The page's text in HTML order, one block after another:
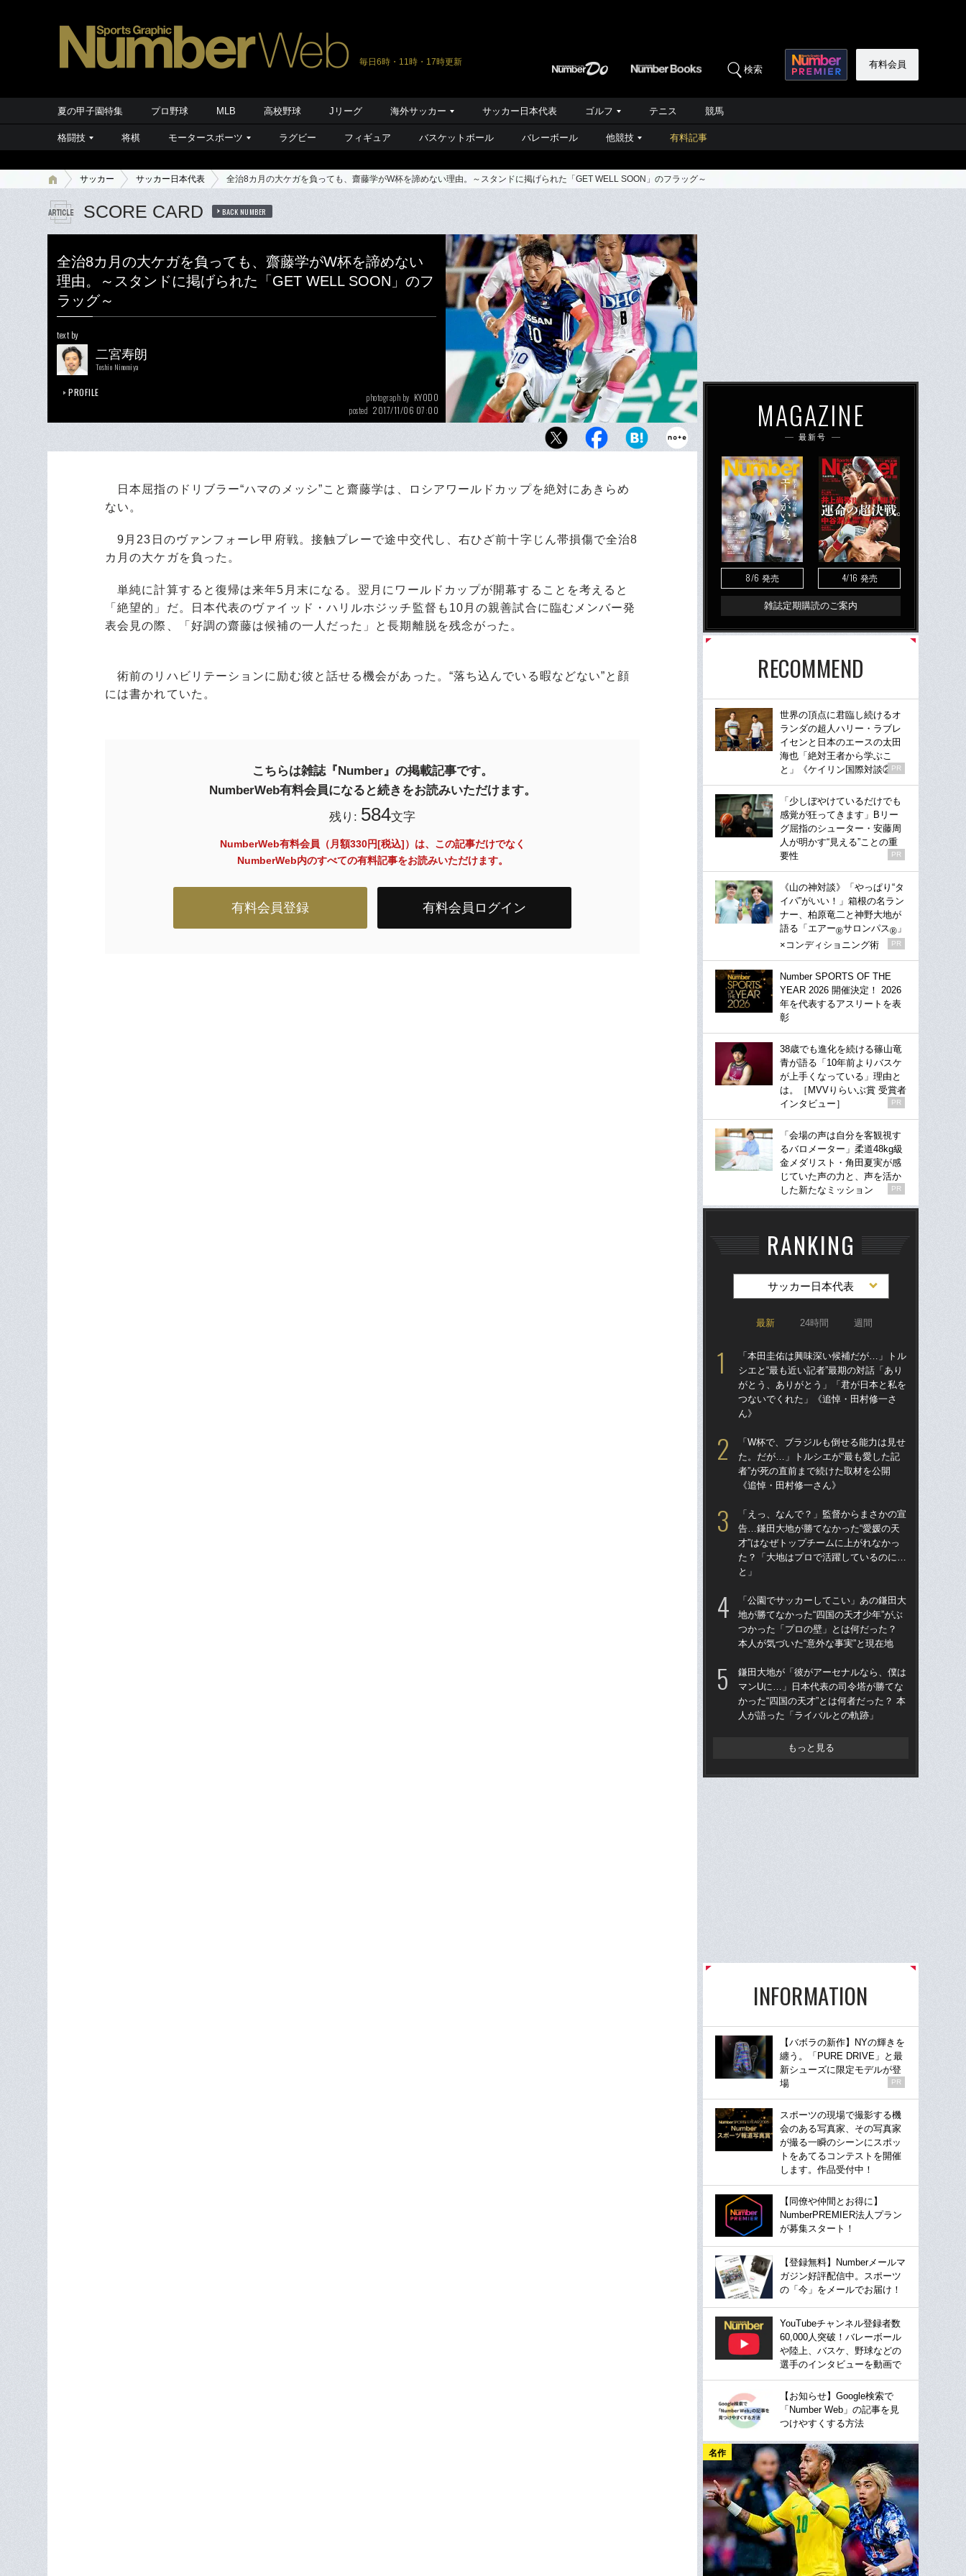
毎日6時・11時・17時更新
検索 有料会員
夏の甲子園特集 プロ野球 MLB 高校野球 Jリーグ 海外サッカー サッカー日本代表 ゴルフ テニス 競馬
格闘技 将棋 モータースポーツ ラグビー フィギュア バスケットボール バレーボール 他競技 有料記事
サッカー サッカー日本代表 全治8カ月の大ケガを負っても、齋藤学がW杯を諦めない理由。～スタンドに掲げられた「GET WELL SOON」のフラッグ～
SCORE CARD BACK NUMBER
全治8カ月の大ケガを負っても、齋藤学がW杯を諦めない
理由。～スタンドに掲げられた「GET WELL SOON」のフ
ラッグ～
text by
二宮寿朗
Toshio Ninomiya
PROFILE photograph by KYODO
posted 2017/11/06 07:00
J1優勝争い（10月19日現在、4位）に加わっている今季の
日本屈指のドリブラー“ハマのメッシ”こと齋藤学は、ロシアワールドカップを絶対にあきらめ
ない。
9月23日のヴァンフォーレ甲府戦。接触プレーで途中交代し、右ひざ前十字じん帯損傷で全治8
カ月の大ケガを負った。
単純に計算すると復帰は来年5月末になる。翌月にワールドカップが開幕することを考えると
「絶望的」だ。日本代表のヴァイッド・ハリルホジッチ監督も10月の親善試合に臨むメンバー発
表会見の際、「好調の齋藤は候補の一人だった」と長期離脱を残念がった。
術前のリハビリテーションに励む彼と話せる機会があった。“落ち込んでいる暇などない”と顔
には書かれていた。
こちらは雑誌『Number』の掲載記事です。
NumberWeb有料会員になると続きをお読みいただけます。
残り: 584文字
NumberWeb有料会員（月額330円[税込]）は、この記事だけでなく
NumberWeb内のすべての有料記事をお読みいただけます。
有料会員登録 有料会員ログイン
MAGAZINE
最新号
8/6 発売 4/16 発売
雑誌定期購読のご案内
RECOMMEND
世界の頂点に君臨し続けるオ
ランダの超人ハリー・ラブレ
イセンと日本のエースの太田
海也「絶対王者から学ぶこ
と」《ケイリン国際対談②》
PR
「少しぼやけているだけでも
感覚が狂ってきます」Bリー
グ屈指のシューター・安藤周
人が明かす“見える”ことの重
要性
PR
《山の神対談》「やっぱり“タ
イパ”がいい！」箱根の名ラン
ナー、柏原竜二と神野大地が
語る「エアー®サロンパス® 」
×コンディショニング術
PR
Number SPORTS OF THE
YEAR 2026 開催決定！ 2026
年を代表するアスリートを表
彰
38歳でも進化を続ける篠山竜
青が語る「10年前よりバスケ
が上手くなっている」理由と
は。［MVVりらいぶ賞 受賞者
インタビュー］
PR
「会場の声は自分を客観視す
るバロメーター」柔道48kg級
金メダリスト・角田夏実が感
じていた声の力と、声を活か
した新たなミッション
PR
RANKING
サッカー日本代表
最新 24時間 週間
「本田圭佑は興味深い候補だが…」トル
シエと“最も近い記者”最期の対話「あり
がとう、ありがとう」「君が日本と私を
つないでくれた」《追悼・田村修一さ
ん》
「W杯で、ブラジルも倒せる能力は見せ
た。だが…」トルシエが“最も愛した記
者”が死の直前まで続けた取材を公開
《追悼・田村修一さん》
「えっ、なんで？」監督からまさかの宣
告…鎌田大地が勝てなかった“愛媛の天
才”はなぜトップチームに上がれなかっ
た？「大地はプロで活躍しているのに…
と」
「公園でサッカーしてこい」あの鎌田大
地が勝てなかった“四国の天才少年”がぶ
つかった「プロの壁」とは何だった？
本人が気づいた“意外な事実”と現在地
鎌田大地が「彼がアーセナルなら、僕は
マンUに…」日本代表の司令塔が勝てな
かった“四国の天才”とは何者だった？ 本
人が語った「ライバルとの軌跡」
もっと見る
INFORMATION
【バボラの新作】NYの輝きを
纏う。「PURE DRIVE」と最
新シューズに限定モデルが登
場
PR
スポーツの現場で撮影する機
会のある写真家、その写真家
が撮る一瞬のシーンにスポッ
トをあてるコンテストを開催
します。作品受付中！
【同僚や仲間とお得に】
NumberPREMIER法人プラン
が募集スタート！
【登録無料】Numberメールマ
ガジン好評配信中。スポーツ
の「今」をメールでお届け！
YouTubeチャンネル登録者数
60,000人突破！バレーボール
や陸上、バスケ、野球などの
選手のインタビューを動画で
【お知らせ】Google検索で
「Number Web」の記事を見
つけやすくする方法
名作